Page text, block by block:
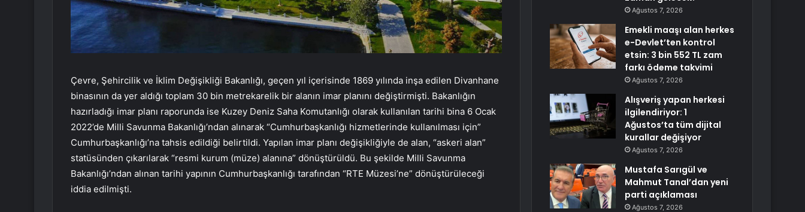
Çevre, Şehircilik ve İklim Değişikliği Bakanlığı, geçen yıl içerisinde 1869 yılında inşa edilen Divanhane
binasının da yer aldığı toplam 30 bin metrekarelik bir alanın imar planını değiştirmişti. Bakanlığın
hazırladığı imar planı raporunda ise Kuzey Deniz Saha Komutanlığı olarak kullanılan tarihi bina 6 Ocak
2022’de Milli Savunma Bakanlığı’ndan alınarak “Cumhurbaşkanlığı hizmetlerinde kullanılması için”
Cumhurbaşkanlığı’na tahsis edildiği belirtildi. Yapılan imar planı değişikliğiyle de alan, “askeri alan”
statüsünden çıkarılarak “resmi kurum (müze) alanına” dönüştürüldü. Bu şekilde Milli Savunma
Bakanlığı’ndan alınan tarihi yapının Cumhurbaşkanlığı tarafından “RTE Müzesi’ne” dönüştürüleceği
iddia edilmişti.
Ağustos 7, 2026
Emekli maaşı alan herkes
e-Devlet’ten kontrol
etsin: 3 bin 552 TL zam
farkı ödeme takvimi
Ağustos 7, 2026
Alışveriş yapan herkesi
ilgilendiriyor: 1
Ağustos’ta tüm dijital
kurallar değişiyor
Ağustos 7, 2026
Mustafa Sarıgül ve
Mahmut Tanal’dan yeni
parti açıklaması
Ağustos 7, 2026